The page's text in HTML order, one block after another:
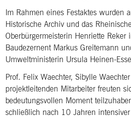
Im Rahmen eines Festaktes
Historische Archiv und das
Oberbürgermeisterin Henriette Reker
Baudezernent Markus Greitemann
Umweltministerin Ursula Heinen-
Prof. Felix Waechter, Sibylle
projektleitenden Mitarbeiter freuten
bedeutungsvollen Moment
schließlich nach 10 Jahren